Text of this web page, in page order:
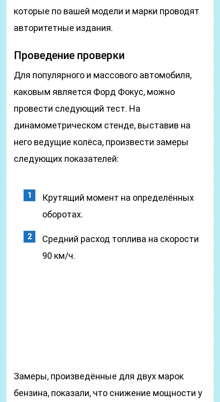
которые по вашей модели и марки проводят
авторитетные издания.
Проведение проверки
Для популярного и массового автомобиля,
каковым является Форд Фокус, можно
провести следующий тест. На
динамометрическом стенде, выставив на
него ведущие колёса, произвести замеры
следующих показателей:
Крутящий момент на определённых
оборотах.
Средний расход топлива на скорости
90 км/ч.
Замеры, произведённые для двух марок
бензина, показали, что снижение мощности у